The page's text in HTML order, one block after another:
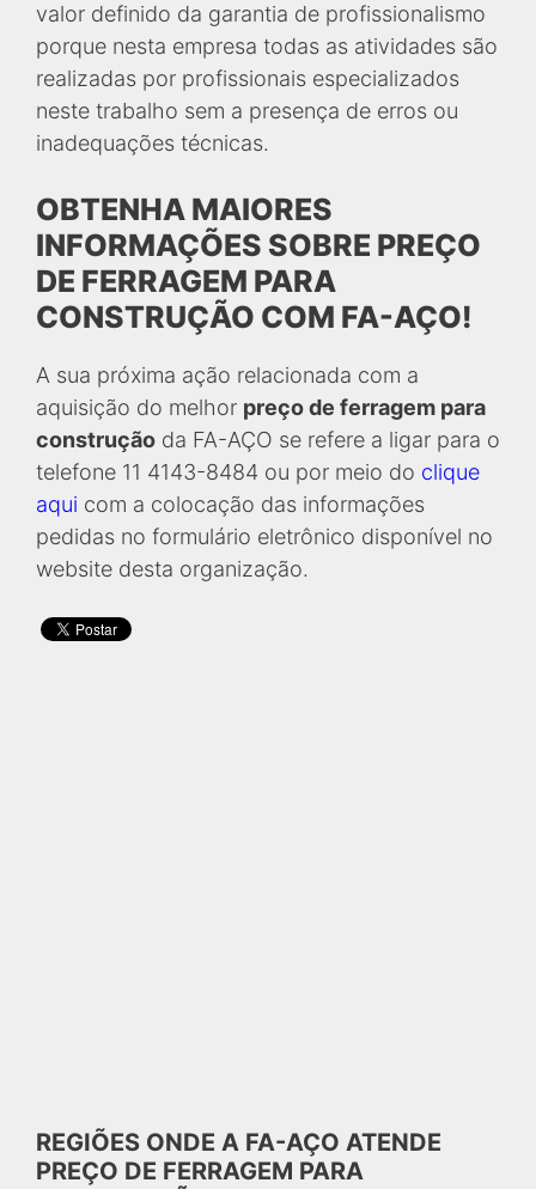
valor definido da garantia de profissionalismo
porque nesta empresa todas as atividades são
realizadas por profissionais especializados
neste trabalho sem a presença de erros ou
inadequações técnicas.
OBTENHA MAIORES
INFORMAÇÕES SOBRE PREÇO
DE FERRAGEM PARA
CONSTRUÇÃO COM FA-AÇO!
A sua próxima ação relacionada com a
aquisição do melhor preço de ferragem para
construção da FA-AÇO se refere a ligar para o
telefone 11 4143-8484 ou por meio do clique
aqui com a colocação das informações
pedidas no formulário eletrônico disponível no
website desta organização.
REGIÕES ONDE A FA-AÇO ATENDE
PREÇO DE FERRAGEM PARA